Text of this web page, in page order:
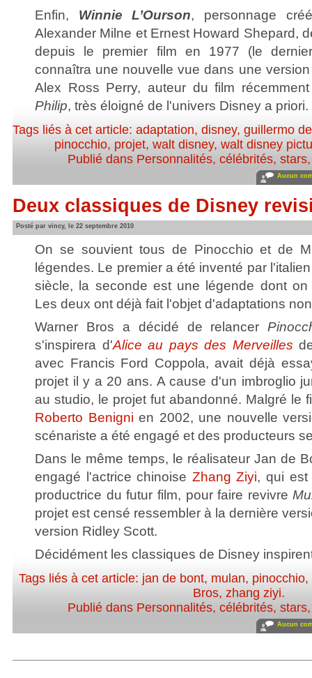
Enfin, Winnie L’Ourson, personnage
Alexander Milne et Ernest Howard Shepard,
depuis le premier film en 1977 (le
connaîtra une nouvelle vue dans une
Alex Ross Perry, auteur du film
Philip, très éloigné de l'univers Disney a priori.
Tags liés à cet article:adaptation,disney,guillermo
pinocchio, projet,walt disney,walt disney
Publié dans Personnalités, célébrités, stars
Aucun
Deux classiques de Disney
Posté par vincy, le 22 septembre 2010
On se souvient tous de Pinocchio et de
légendes. Le premier a été inventé par
siècle, la seconde est une légende dont
Les deux ont déjà fait l'objet d'adaptations
Warner Bros a décidé de relancer
s'inspirera d'Alice au pays des Merveilles
avec Francis Ford Coppola, avait déjà
projet il y a 20 ans. A cause d'un imbroglio
au studio, le projet fut abandonné. Malgré le
Roberto Benigni en 2002, une nouvelle
scénariste a été engagé et des producteurs
Dans le même temps, le réalisateur Jan de
engagé l'actrice chinoise Zhang Ziyi, qui est
productrice du futur film, pour faire revivre
projet est censé ressembler à la dernière
version Ridley Scott.
Décidément les classiques de Disney
Tags liés à cet article: jan de bont, mulan, pinocchio,
Bros, zhang ziyi.
Publié dans Personnalités, célébrités, stars
Aucun